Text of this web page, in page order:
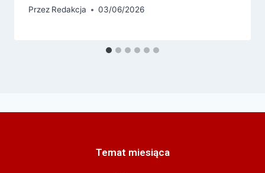
Przez Redakcja 03/06/2026
Temat miesiąca